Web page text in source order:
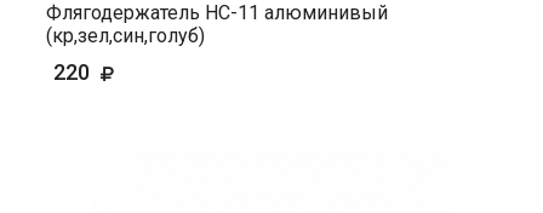
Флягодержатель HС-11 алюминивый
(кр,зел,син,голуб)
220